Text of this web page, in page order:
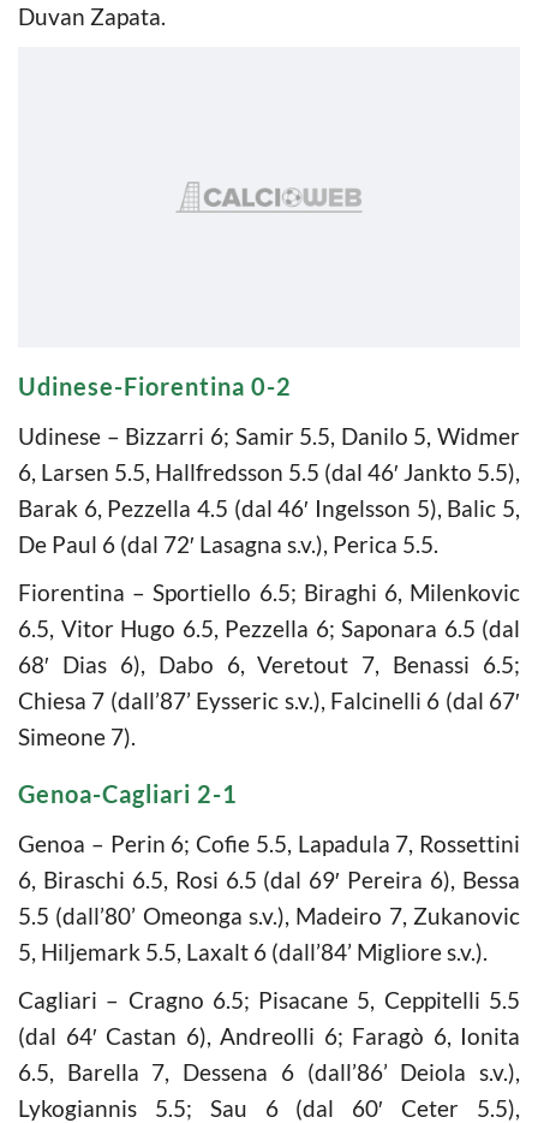
Duvan Zapata.
Udinese-Fiorentina 0-2
Udinese – Bizzarri 6; Samir 5.5, Danilo 5, Widmer
6, Larsen 5.5, Hallfredsson 5.5 (dal 46′ Jankto 5.5),
Barak 6, Pezzella 4.5 (dal 46′ Ingelsson 5), Balic 5,
De Paul 6 (dal 72′ Lasagna s.v.), Perica 5.5.
Fiorentina – Sportiello 6.5; Biraghi 6, Milenkovic
6.5, Vitor Hugo 6.5, Pezzella 6; Saponara 6.5 (dal
68′ Dias 6), Dabo 6, Veretout 7, Benassi 6.5;
Chiesa 7 (dall’87’ Eysseric s.v.), Falcinelli 6 (dal 67′
Simeone 7).
Genoa-Cagliari 2-1
Genoa – Perin 6; Cofie 5.5, Lapadula 7, Rossettini
6, Biraschi 6.5, Rosi 6.5 (dal 69′ Pereira 6), Bessa
5.5 (dall’80’ Omeonga s.v.), Madeiro 7, Zukanovic
5, Hiljemark 5.5, Laxalt 6 (dall’84’ Migliore s.v.).
Cagliari – Cragno 6.5; Pisacane 5, Ceppitelli 5.5
(dal 64′ Castan 6), Andreolli 6; Faragò 6, Ionita
6.5, Barella 7, Dessena 6 (dall’86’ Deiola s.v.),
Lykogiannis 5.5; Sau 6 (dal 60′ Ceter 5.5),